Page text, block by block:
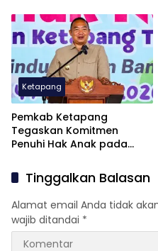
Ketapang
Pemkab Ketapang
Tegaskan Komitmen
Penuhi Hak Anak pada
Tinggalkan Balasan
Alamat email Anda tidak
wajib ditandai *